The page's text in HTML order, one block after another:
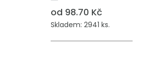
od 98.70 Kč
Skladem: 2941 ks.